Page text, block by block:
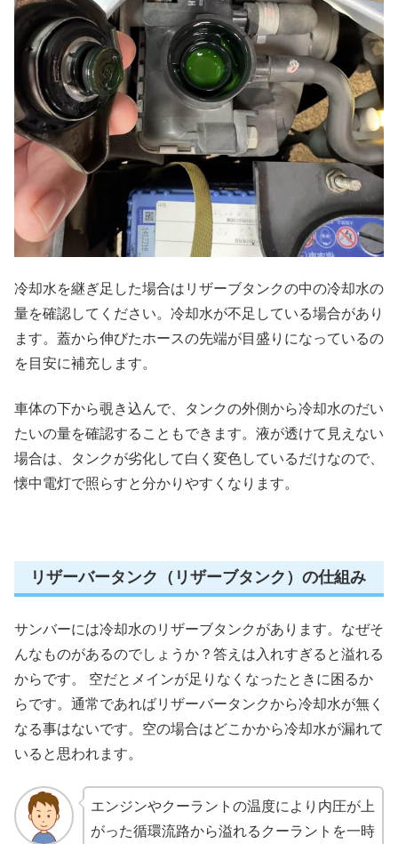
冷却水を継ぎ足した場合はリザーブタンクの中の冷却水の
量を確認してください。冷却水が不足している場合があり
ます。蓋から伸びたホースの先端が目盛りになっているの
を目安に補充します。
車体の下から覗き込んで、タンクの外側から冷却水のだい
たいの量を確認することもできます。液が透けて見えない
場合は、タンクが劣化して白く変色しているだけなので、
懐中電灯で照らすと分かりやすくなります。
リザーバータンク（リザーブタンク）の仕組み
サンバーには冷却水のリザーブタンクがあります。なぜそ
んなものがあるのでしょうか？答えは入れすぎると溢れる
からです。 空だとメインが足りなくなったときに困るか
らです。通常であればリザーバータンクから冷却水が無く
なる事はないです。空の場合はどこかから冷却水が漏れて
いると思われます。
エンジンやクーラントの温度により内圧が上
がった循環流路から溢れるクーラントを一時